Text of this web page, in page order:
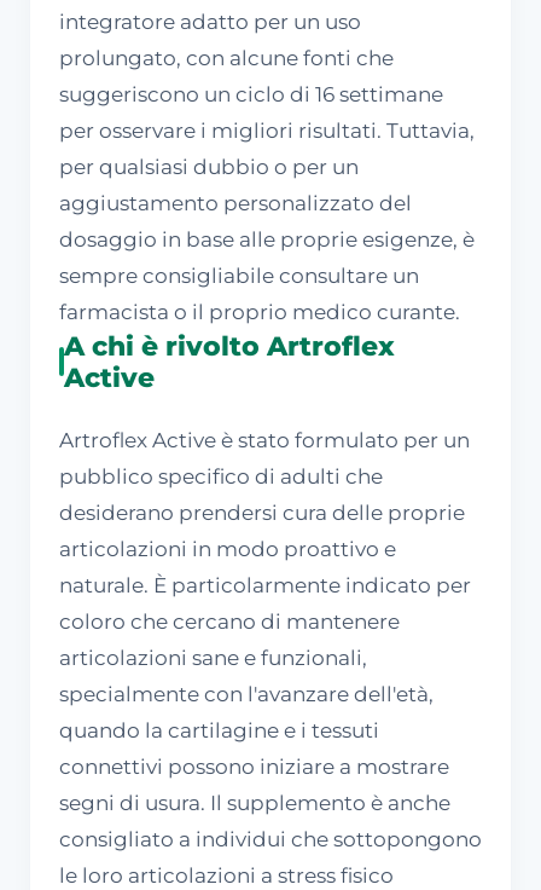
integratore adatto per un uso
prolungato, con alcune fonti che
suggeriscono un ciclo di 16 settimane
per osservare i migliori risultati. Tuttavia,
per qualsiasi dubbio o per un
aggiustamento personalizzato del
dosaggio in base alle proprie esigenze, è
sempre consigliabile consultare un
farmacista o il proprio medico curante.
A chi è rivolto Artroflex
Active
Artroflex Active è stato formulato per un
pubblico specifico di adulti che
desiderano prendersi cura delle proprie
articolazioni in modo proattivo e
naturale. È particolarmente indicato per
coloro che cercano di mantenere
articolazioni sane e funzionali,
specialmente con l'avanzare dell'età,
quando la cartilagine e i tessuti
connettivi possono iniziare a mostrare
segni di usura. Il supplemento è anche
consigliato a individui che sottopongono
le loro articolazioni a stress fisico